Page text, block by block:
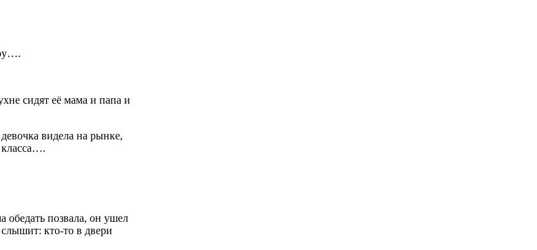
сидят её мама и папа и
видела на рынке,
класса….
обедать позвала, он ушел
кто-то в двери